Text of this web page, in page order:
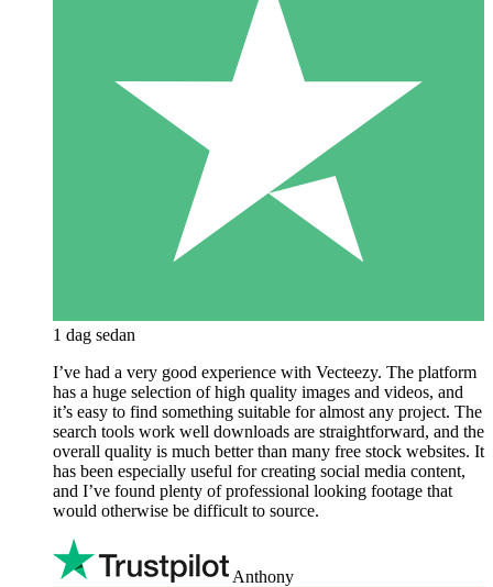
1 dag sedan
I’ve had a very good experience with Vecteezy. The platform
has a huge selection of high quality images and videos, and
it’s easy to find something suitable for almost any project. The
search tools work well downloads are straightforward, and the
overall quality is much better than many free stock websites. It
has been especially useful for creating social media content,
and I’ve found plenty of professional looking footage that
would otherwise be difficult to source.
Anthony